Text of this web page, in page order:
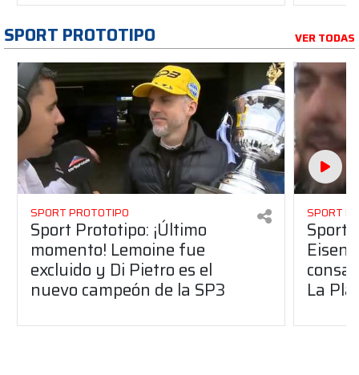
SPORT PROTOTIPO VER TODAS
SPORT PROTOTIPO
Sport Prototipo: ¡Último
momento! Lemoine fue
excluido y Di Pietro es el
nuevo campeón de la SP3
SPORT
Sport
La